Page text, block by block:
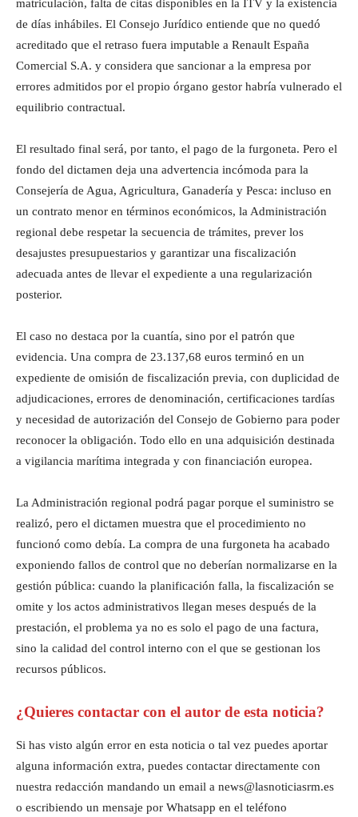
matriculación, falta de citas disponibles en la ITV y la existencia
de días inhábiles. El Consejo Jurídico entiende que no quedó
acreditado que el retraso fuera imputable a Renault España
Comercial S.A. y considera que sancionar a la empresa por
errores admitidos por el propio órgano gestor habría vulnerado el
equilibrio contractual.
El resultado final será, por tanto, el pago de la furgoneta. Pero el
fondo del dictamen deja una advertencia incómoda para la
Consejería de Agua, Agricultura, Ganadería y Pesca: incluso en
un contrato menor en términos económicos, la Administración
regional debe respetar la secuencia de trámites, prever los
desajustes presupuestarios y garantizar una fiscalización
adecuada antes de llevar el expediente a una regularización
posterior.
El caso no destaca por la cuantía, sino por el patrón que
evidencia. Una compra de 23.137,68 euros terminó en un
expediente de omisión de fiscalización previa, con duplicidad de
adjudicaciones, errores de denominación, certificaciones tardías
y necesidad de autorización del Consejo de Gobierno para poder
reconocer la obligación. Todo ello en una adquisición destinada
a vigilancia marítima integrada y con financiación europea.
La Administración regional podrá pagar porque el suministro se
realizó, pero el dictamen muestra que el procedimiento no
funcionó como debía. La compra de una furgoneta ha acabado
exponiendo fallos de control que no deberían normalizarse en la
gestión pública: cuando la planificación falla, la fiscalización se
omite y los actos administrativos llegan meses después de la
prestación, el problema ya no es solo el pago de una factura,
sino la calidad del control interno con el que se gestionan los
recursos públicos.
¿Quieres contactar con el autor de esta noticia?
Si has visto algún error en esta noticia o tal vez puedes aportar
alguna información extra, puedes contactar directamente con
nuestra redacción mandando un email a news@lasnoticiasrm.es
o escribiendo un mensaje por Whatsapp en el teléfono